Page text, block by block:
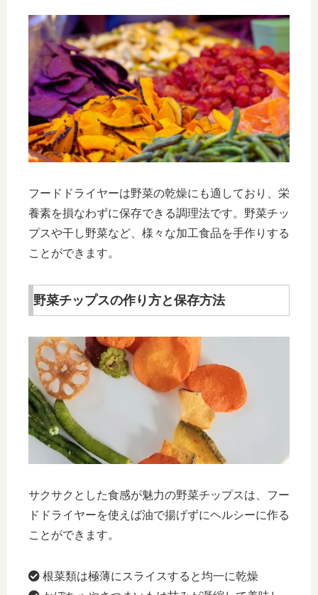
フードドライヤーは野菜の乾燥にも適しており、栄
養素を損なわずに保存できる調理法です。野菜チッ
プスや干し野菜など、様々な加工食品を手作りする
ことができます。
野菜チップスの作り方と保存方法
サクサクとした食感が魅力の野菜チップスは、フー
ドドライヤーを使えば油で揚げずにヘルシーに作る
ことができます。
根菜類は極薄にスライスすると均一に乾燥